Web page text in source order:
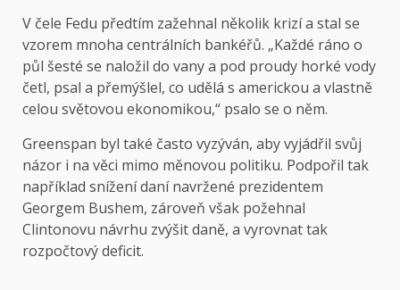
V čele Fedu předtím zažehnal několik krizí a stal se
vzorem mnoha centrálních bankéřů. „Každé ráno o
půl šesté se naložil do vany a pod proudy horké vody
četl, psal a přemýšlel, co udělá s americkou a vlastně
celou světovou ekonomikou,“ psalo se o něm.
Greenspan byl také často vyzýván, aby vyjádřil svůj
názor i na věci mimo měnovou politiku. Podpořil tak
například snížení daní navržené prezidentem
Georgem Bushem, zároveň však požehnal
Clintonovu návrhu zvýšit daně, a vyrovnat tak
rozpočtový deficit.